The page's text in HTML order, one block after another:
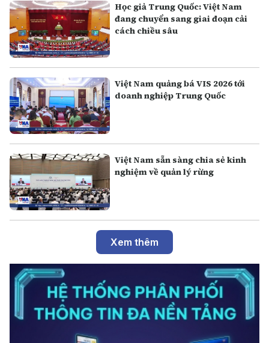
Học giả Trung Quốc: Việt Nam
đang chuyển sang giai đoạn cải
cách chiều sâu
Việt Nam quảng bá VIS 2026 tới
doanh nghiệp Trung Quốc
Việt Nam sẵn sàng chia sẻ kinh
nghiệm về quản lý rừng
Xem thêm